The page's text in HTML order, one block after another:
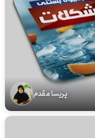
پریسا مقدم